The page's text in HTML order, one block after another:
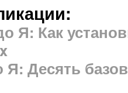
Я: Как
Я: Десять